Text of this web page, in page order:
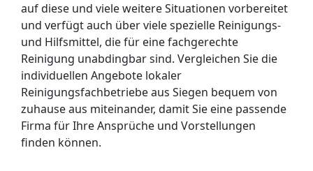
auf diese und viele weitere Situationen vorbereitet
und verfügt auch über viele spezielle Reinigungs-
und Hilfsmittel, die für eine fachgerechte
Reinigung unabdingbar sind. Vergleichen Sie die
individuellen Angebote lokaler
Reinigungsfachbetriebe aus Siegen bequem von
zuhause aus miteinander, damit Sie eine passende
Firma für Ihre Ansprüche und Vorstellungen
finden können.